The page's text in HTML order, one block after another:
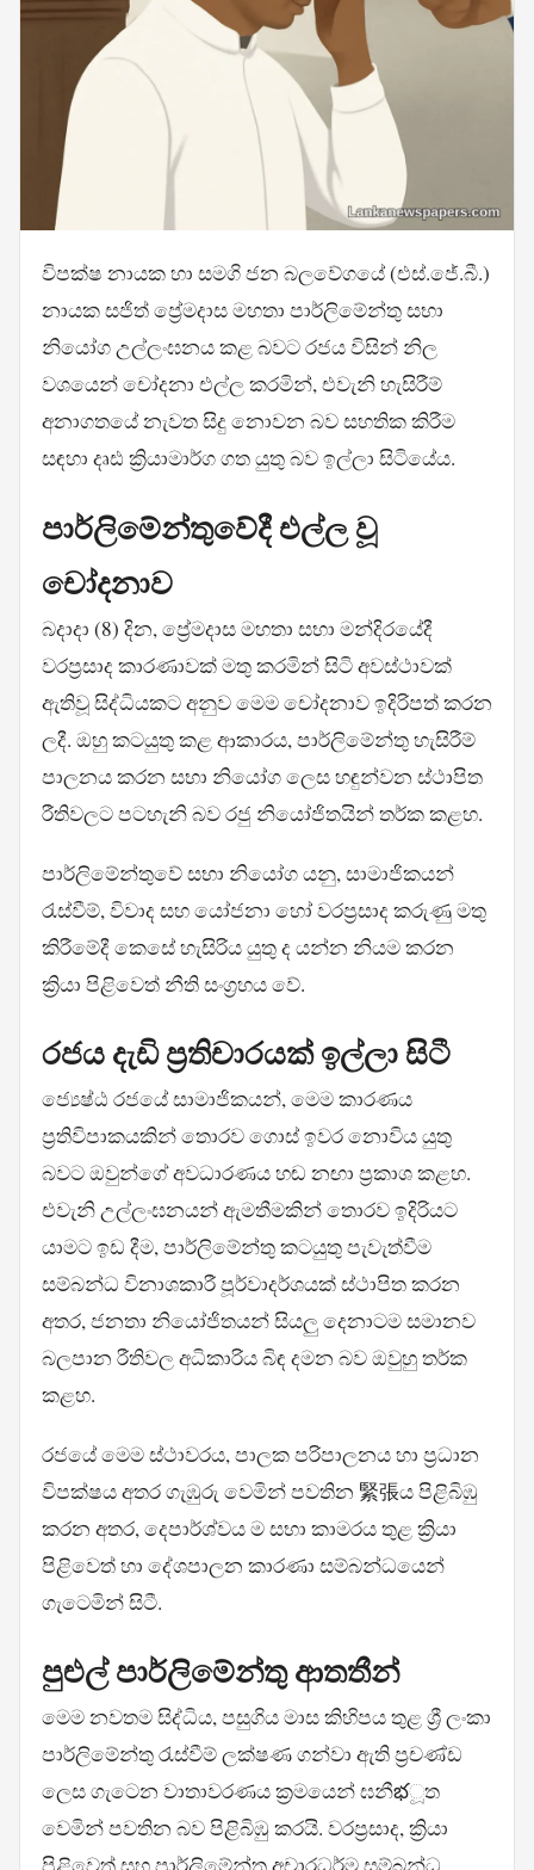
විපක්ෂ නායක හා සමගි ජන බලවේගයේ (එස්.ජේ.බී.)
නායක සජිත් ප්‍රේමදාස මහතා පාර්ලිමේන්තු සභා
නියෝග උල්ලංඝනය කළ බවට රජය විසින් නිල
වශයෙන් චෝදනා එල්ල කරමින්, එවැනි හැසිරීම්
අනාගතයේ නැවත සිදු නොවන බව සහතික කිරීම
සඳහා දෘඪ ක්‍රියාමාර්ග ගත යුතු බව ඉල්ලා සිටියේය.
පාර්ලිමේන්තුවේදී එල්ල වූ
චෝදනාව
බදාදා (8) දින, ප්‍රේමදාස මහතා සභා මන්දිරයේදී
වරප්‍රසාද කාරණාවක් මතු කරමින් සිටි අවස්ථාවක්
ඇතිවූ සිද්ධියකට අනුව මෙම චෝදනාව ඉදිරිපත් කරන
ලදී. ඔහු කටයුතු කළ ආකාරය, පාර්ලිමේන්තු හැසිරීම්
පාලනය කරන සභා නියෝග ලෙස හඳුන්වන ස්ථාපිත
රීතිවලට පටහැනි බව රජු නියෝජිතයින් තර්ක කළහ.
පාර්ලිමේන්තුවේ සභා නියෝග යනු, සාමාජිකයන්
රැස්වීම්, විවාද සහ යෝජනා හෝ වරප්‍රසාද කරුණු මතු
කිරීමේදී කෙසේ හැසිරිය යුතු ද යන්න නියම කරන
ක්‍රියා පිළිවෙත් නීති සංග්‍රහය වේ.
රජය දැඩි ප්‍රතිචාරයක් ඉල්ලා සිටී
ජ්‍යෙෂ්ඨ රජයේ සාමාජිකයන්, මෙම කාරණය
ප්‍රතිවිපාකයකින් තොරව ගොස් ඉවර නොවිය යුතු
බවට ඔවුන්ගේ අවධාරණය හඬ නඟා ප්‍රකාශ කළහ.
එවැනි උල්ලංඝනයන් ඇමතීමකින් තොරව ඉදිරියට
යාමට ඉඩ දීම, පාර්ලිමේන්තු කටයුතු පැවැත්වීම
සම්බන්ධ විනාශකාරී පූර්වාදර්ශයක් ස්ථාපිත කරන
අතර, ජනතා නියෝජිතයන් සියලු දෙනාටම සමානව
බලපාන රීතිවල අධිකාරිය බිඳ දමන බව ඔවුහු තර්ක
කළහ.
රජයේ මෙම ස්ථාවරය, පාලක පරිපාලනය හා ප්‍රධාන
විපක්ෂය අතර ගැඹුරු වෙමින් පවතින 緊張ය පිළිබිඹු
කරන අතර, දෙපාර්ශ්වය ම සභා කාමරය තුළ ක්‍රියා
පිළිවෙත් හා දේශපාලන කාරණා සම්බන්ධයෙන්
ගැටෙමින් සිටී.
පුළුල් පාර්ලිමේන්තු ආතතීන්
මෙම නවතම සිද්ධිය, පසුගිය මාස කිහිපය තුළ ශ්‍රී ලංකා
පාර්ලිමේන්තු රැස්වීම් ලක්ෂණ ගන්වා ඇති ප්‍රචණ්ඩ
ලෙස ගැටෙන වාතාවරණය ක්‍රමයෙන් ඝනීభූත
වෙමින් පවතින බව පිළිබිඹු කරයි. වරප්‍රසාද, ක්‍රියා